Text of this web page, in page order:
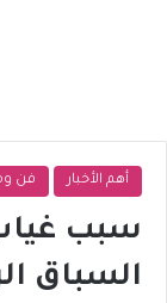
أهم الأخبار فن
سبب
السباق